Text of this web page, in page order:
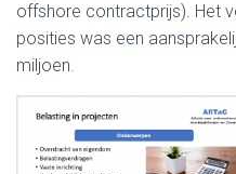
offshore contractprijs). Het
posities was een
miljoen.